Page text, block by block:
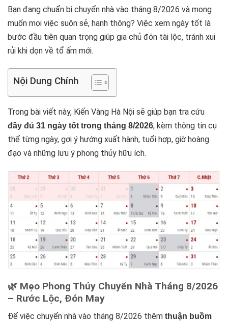
Bạn đang chuẩn bị chuyển nhà vào tháng 8/2026 và mong
muốn mọi việc suôn sẻ, hanh thông? Việc xem ngày tốt là
bước đầu tiên quan trọng giúp gia chủ đón tài lộc, tránh xui
rủi khi dọn về tổ ấm mới.
Nội Dung Chính
Trong bài viết này, Kiến Vàng Hà Nội sẽ giúp bạn tra cứu
đầy đủ 31 ngày tốt trong tháng 8/2026, kèm thông tin cụ
thể từng ngày, gợi ý hướng xuất hành, tuổi hợp, giờ hoàng
đạo và những lưu ý phong thủy hữu ích.
🌿 Mẹo Phong Thủy Chuyển Nhà Tháng 8/2026
– Rước Lộc, Đón May
Để việc chuyển nhà vào tháng 8/2026 thêm thuận buồm